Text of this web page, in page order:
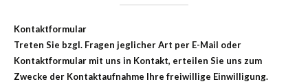
Kontaktformular
Treten Sie bzgl. Fragen jeglicher Art per E-Mail oder
Kontaktformular mit uns in Kontakt, erteilen Sie uns zum
Zwecke der Kontaktaufnahme Ihre freiwillige Einwilligung.